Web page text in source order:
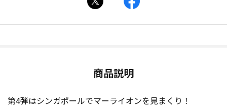
商品説明
第4弾はシンガポールでマーライオンを見まくり！